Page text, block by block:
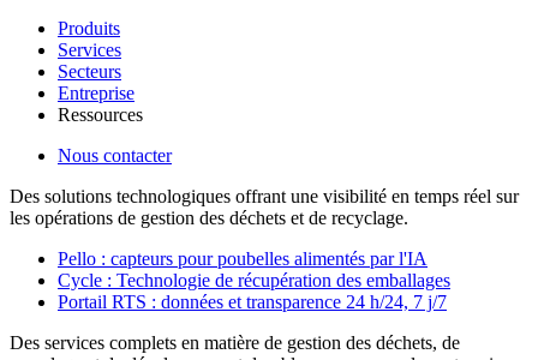
Produits
Services
Secteurs
Entreprise
Ressources
Nous contacter
Des solutions technologiques offrant une visibilité en temps réel sur
les opérations de gestion des déchets et de recyclage.
Pello : capteurs pour poubelles alimentés par l'IA
Cycle : Technologie de récupération des emballages
Portail RTS : données et transparence 24 h/24, 7 j/7
Des services complets en matière de gestion des déchets, de